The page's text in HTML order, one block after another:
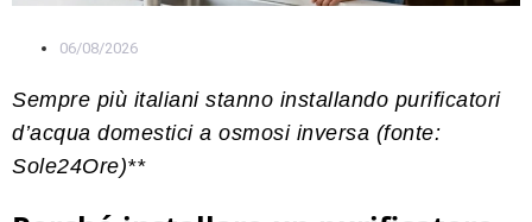
06/08/2026
Sempre più italiani stanno installando purificatori
d’acqua domestici a osmosi inversa (fonte:
Sole24Ore)**